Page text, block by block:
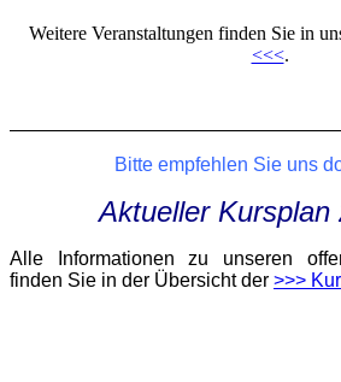
Weitere Veranstaltungen finden Sie in
<<<.
Bitte empfehlen Sie uns
Aktueller Kursplan
Alle Informationen zu unseren
finden Sie in der Übersicht der >>>